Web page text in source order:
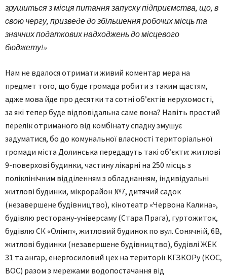
зрушиться з місця питання запуску підприємства, що, в
свою чергу, призведе до збільшення робочих місць та
значних податкових надходжень до місцевого
бюджету!»
Нам не вдалося отримати живий коментар мера на
предмет того, що буде громада робити з таким щастям,
адже мова йде про десятки та сотні об’єктів нерухомості,
за які тепер буде відповідальна саме вона? Навіть простий
перелік отриманого від комбінату спадку змушує
задуматися, бо до комунальної власності територіальної
громади міста Долинська передадуть такі об’єкти: житлові
9-поверхові будинки, частину лікарні на 250 місць з
поліклінічним відділенням з обладнанням, індивідуальні
житлові будинки, мікрорайон №7, дитячий садок
(незавершене будівництво), кінотеатр «Червона Калина»,
будівлю ресторану-універсаму (Стара Прага), гуртожиток,
будівлю СК «Олімп», житловий будинок по вул. Сонячній, 6В,
житлові будинки (незавершене будівництво), будівлі ЖЕК
31 та ангар, енергосиловий цех на території КГЗКОРу (КОС,
ВОС) разом з мережами водопостачання від